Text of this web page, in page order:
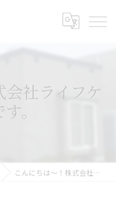
社ライフケ
。
こんにちは〜！株式会社ライフケアプラスです。